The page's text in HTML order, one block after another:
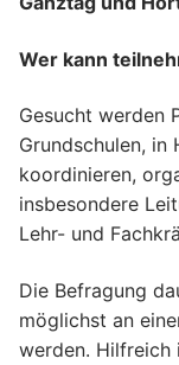
Wer kann
Gesucht werden
Grundschulen,
koordinieren,
insbesondere
Lehr- und
Die Befragung
möglichst an
werden.